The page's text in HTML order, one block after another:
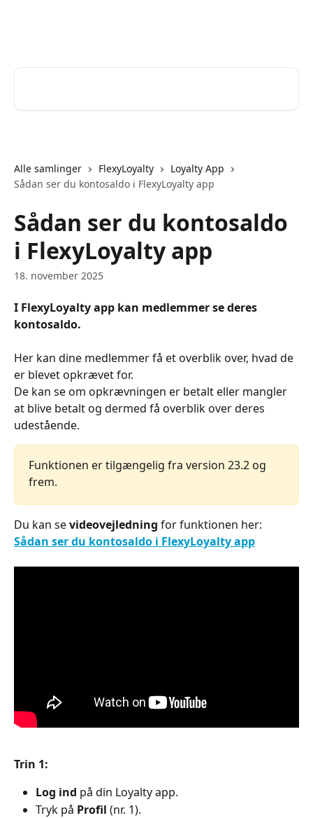
Alle samlinger FlexyLoyalty
Loyalty App
Sådan ser du kontosaldo i FlexyLoyalty app
Sådan ser du kontosaldo
i FlexyLoyalty app
18. november 2025
I FlexyLoyalty app kan medlemmer se deres
kontosaldo.
Her kan dine medlemmer få et overblik over, hvad de
er blevet opkrævet for.
De kan se om opkrævningen er betalt eller mangler
at blive betalt og dermed få overblik over deres
udestående.
Funktionen er tilgængelig fra version 23.2 og
frem.
Du kan se videovejledning for funktionen her:
Sådan ser du kontosaldo i FlexyLoyalty app
Trin 1:
Log ind på din Loyalty app.
Tryk på Profil (nr. 1).